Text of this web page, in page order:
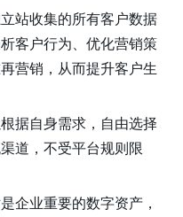
立站收集的所有客户数据
客户行为、优化营销策
营销，从而提升客户生
据自身需求，自由选择
道，不受平台规则限
是企业重要的数字资产，